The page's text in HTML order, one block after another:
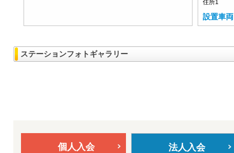
住所1
設置車両
ステーションフォトギャラリー
個人入会 法人入会